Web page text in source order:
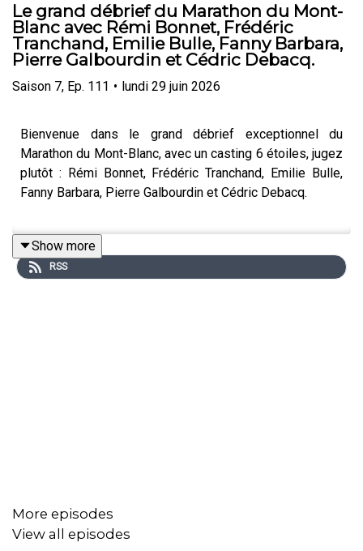
Le grand débrief du Marathon du Mont-
Blanc avec Rémi Bonnet, Frédéric
Tranchand, Emilie Bulle, Fanny Barbara,
Pierre Galbourdin et Cédric Debacq.
Saison 7, Ep. 111 • lundi 29 juin 2026
Bienvenue dans le grand débrief exceptionnel du
Marathon du Mont-Blanc, avec un casting 6 étoiles, jugez
plutôt : Rémi Bonnet, Frédéric Tranchand, Emilie Bulle,
Fanny Barbara, Pierre Galbourdin et Cédric Debacq.
Alignée sur les 90 kilomètres du Mont-Blanc, Fanny
Barbara revient sur ce moment de vie où tout a basculé.
Cédric Debacq, lui, a chaussé ses premières chaussures
de running à quarante-quatre ans, cent vingt-huit kilos,
Show more
RSS
More episodes
View all episodes